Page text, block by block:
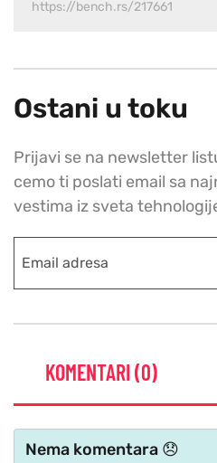
Ostani u toku
Prijavi se na newsletter
cemo ti poslati email sa
vestima iz sveta
KOMENTARI (0)
Nema komentara 😞